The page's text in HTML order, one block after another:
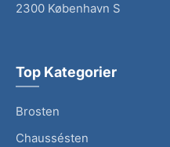
2300 København S
Top Kategorier
Brosten
Chaussésten